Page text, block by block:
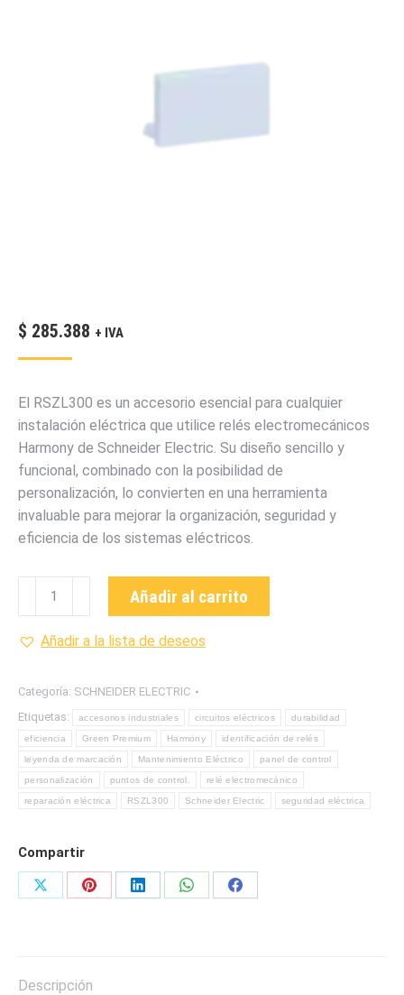
$ 285.388 + IVA
El RSZL300 es un accesorio esencial para cualquier
instalación eléctrica que utilice relés electromecánicos
Harmony de Schneider Electric. Su diseño sencillo y
funcional, combinado con la posibilidad de
personalización, lo convierten en una herramienta
invaluable para mejorar la organización, seguridad y
eficiencia de los sistemas eléctricos.
RSZL300
DE
LA
MARCA
SCHNEIDER
ELECRIC
cantidad
Añadir al carrito
Añadir a la lista de deseos
Categoría: SCHNEIDER ELECTRIC
Etiquetas:
accesorios industriales circuitos eléctricos durabilidad
eficiencia Green Premium Harmony identificación de relés
leyenda de marcación Mantenimiento Eléctrico panel de control
personalización puntos de control. relé electromecánico
reparación eléctrica RSZL300 Schneider Electric seguridad eléctrica
Compartir
Share
Share
Share
Share
Share
Descripción